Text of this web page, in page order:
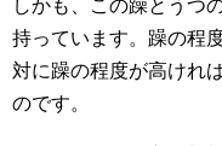
しかも、この躁とうつ
持っています。躁の程
対に躁の程度が高けれ
のです。